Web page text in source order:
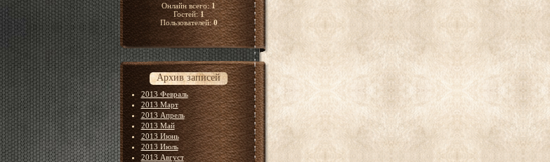
Онлайн всего:1
Гостей:1
Пользователей:0
Архив записей
2013 Февраль
2013 Март
2013 Апрель
2013 Май
2013 Июнь
2013 Июль
2013 Август